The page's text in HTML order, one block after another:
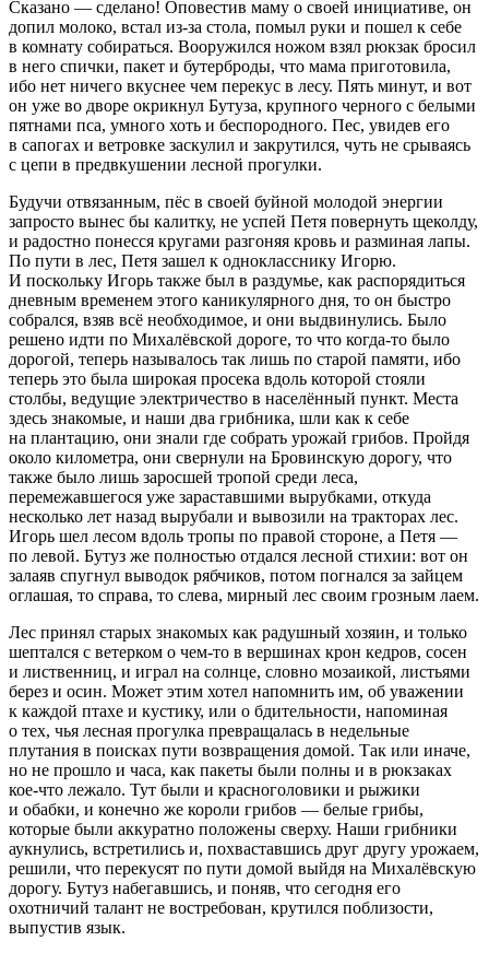
Сказано — сделано! Оповестив маму о своей инициативе, он
допил молоко, встал из-за стола, помыл руки и пошел к себе
в комнату собираться. Вооружился ножом взял рюкзак бросил
в него спички, пакет и бутерброды, что мама приготовила,
ибо нет ничего вкуснее чем перекус в лесу. Пять минут, и вот
он уже во дворе окрикнул Бутуза, крупного черного с белыми
пятнами пса, умного хоть и беспородного. Пес, увидев его
в сапогах и ветровке заскулил и закрутился, чуть не срываясь
с цепи в предвкушении лесной прогулки.
Будучи отвязанным, пёс в своей буйной молодой энергии
запросто вынес бы калитку, не успей Петя повернуть щеколду,
и радостно понесся кругами разгоняя кровь и разминая лапы.
По пути в лес, Петя зашел к однокласснику Игорю.
И поскольку Игорь также был в раздумье, как распорядиться
дневным временем этого каникулярного дня, то он быстро
собрался, взяв всё необходимое, и они выдвинулись. Было
решено идти по Михалёвской дороге, то что когда-то было
дорогой, теперь называлось так лишь по старой памяти, ибо
теперь это была широкая просека вдоль которой стояли
столбы, ведущие электричество в населённый пункт. Места
здесь знакомые, и наши два грибника, шли как к себе
на плантацию, они знали где собрать урожай грибов. Пройдя
около километра, они свернули на Бровинскую дорогу, что
также было лишь заросшей тропой среди леса,
перемежавшегося уже зараставшими вырубками, откуда
несколько лет назад вырубали и вывозили на тракторах лес.
Игорь шел лесом вдоль тропы по правой стороне, а Петя —
по левой. Бутуз же полностью отдался лесной стихии: вот он
залаяв спугнул выводок рябчиков, потом погнался за зайцем
оглашая, то справа, то слева, мирный лес своим грозным лаем.
Лес принял старых знакомых как радушный хозяин, и только
шептался с ветерком о чем-то в вершинах крон кедров, сосен
и лиственниц, и играл на солнце, словно мозаикой, листьями
берез и осин. Может этим хотел напомнить им, об уважении
к каждой птахе и кустику, или о бдительности, напоминая
о тех, чья лесная прогулка превращалась в недельные
плутания в поисках пути возвращения домой. Так или иначе,
но не прошло и часа, как пакеты были полны и в рюкзаках
кое-что лежало. Тут были и красноголовики и рыжики
и обабки, и конечно же короли грибов — белые грибы,
которые были аккуратно положены сверху. Наши грибники
аукнулись, встретились и, похваставшись друг другу урожаем,
решили, что перекусят по пути домой выйдя на Михалёвскую
дорогу. Бутуз набегавшись, и поняв, что сегодня его
охотничий талант не востребован, крутился поблизости,
выпустив язык.